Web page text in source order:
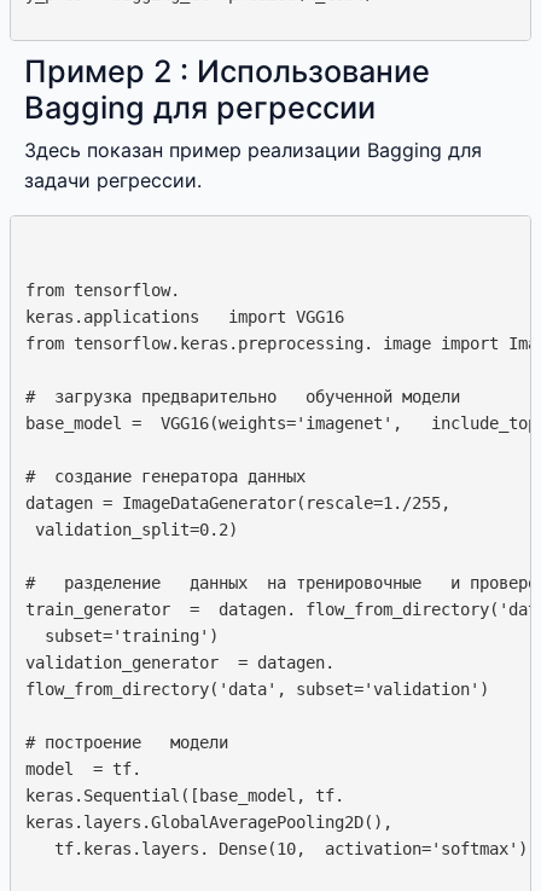
Пример 2 : Использование
Bagging для регрессии
Здесь показан пример реализации Bagging для
задачи регрессии.
from tensorflow.
keras.applications   import VGG16
from tensorflow.keras.preprocessing. image import
#  загрузка предварительно   обученной модели
base_model =  VGG16(weights='imagenet',
#  создание генератора данных
datagen = ImageDataGenerator(rescale=1./255,
validation_split=0.2)
#   разделение   данных  на тренировочные   и
train_generator  =  datagen.
  subset='training')
validation_generator  = datagen.
flow_from_directory('data', subset='validation')
# построение   модели
model  = tf.
keras.Sequential([base_model, tf.
keras.layers.GlobalAveragePooling2D(),
tf.keras.layers. Dense(10,